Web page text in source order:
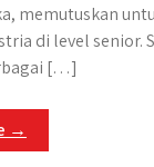
memutuskan
di level senior.
[…]
→